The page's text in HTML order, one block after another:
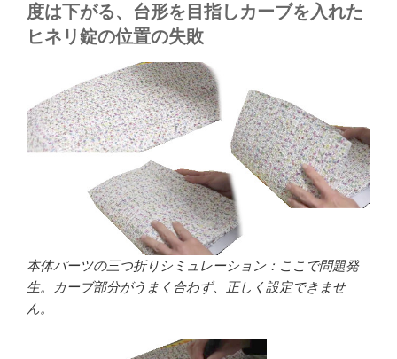
度は下がる、台形を目指しカーブを入れた
ヒネリ錠の位置の失敗
本体パーツの三つ折りシミュレーション：ここで問題発
生。カーブ部分がうまく合わず、正しく設定できませ
ん。